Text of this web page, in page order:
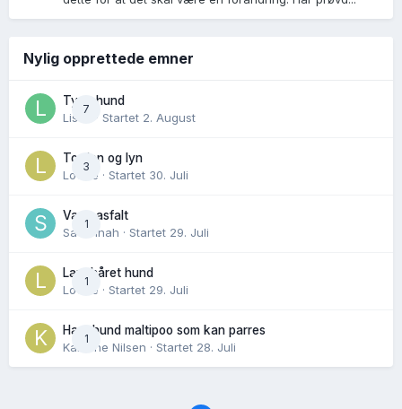
Nylig opprettede emner
7
Tynn hund
Lisen
· Startet 2. August
3
Torden og lyn
Lovise · Startet 30. Juli
1
Varm asfalt
Savannah · Startet 29. Juli
1
Langhåret hund
Lovise · Startet 29. Juli
1
Hannhund maltipoo som kan parres
Karoline Nilsen · Startet 28. Juli